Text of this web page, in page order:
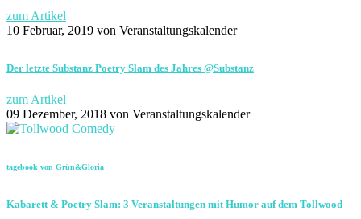
zum Artikel
10 Februar, 2019 von Veranstaltungskalender
Der letzte Substanz Poetry Slam des Jahres @Substanz
zum Artikel
09 Dezember, 2018 von Veranstaltungskalender
tagebook von Grün&Gloria
Kabarett & Poetry Slam: 3 Veranstaltungen mit Humor auf dem Tollwood